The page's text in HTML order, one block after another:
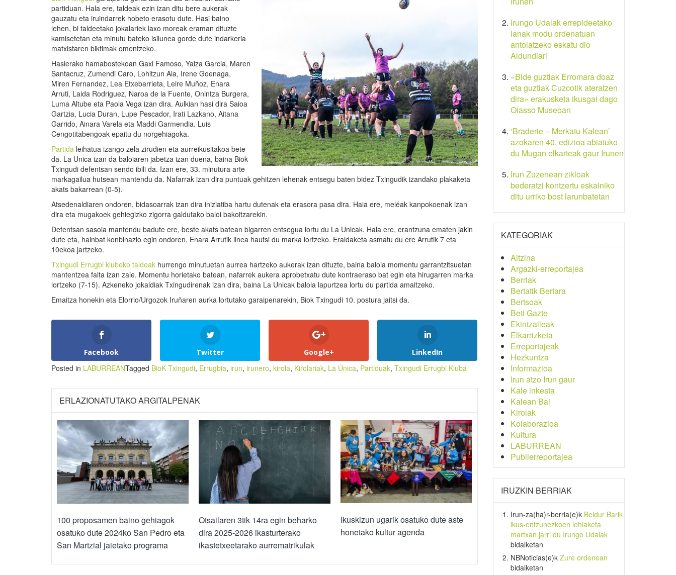
partiduan. Hala ere, taldeak ezin izan ditu bere aukerak
gauzatu eta iruindarrek hobeto erasotu dute. Hasi baino
lehen, bi taldeetako jokalariek laxo moreak eraman dituzte
kamisetetan eta minutu bateko isilunea gorde dute indarkeria
matxistaren biktimak omentzeko.
Hasierako hamabostekoan Gaxi Famoso, Yaiza Garcia, Maren
Santacruz, Zumendi Caro, Lohitzun Aia, Irene Goenaga,
Miren Fernandez, Lea Etxebarrieta, Leire Muñoz, Enara
Arruti, Laida Rodriguez, Naroa de la Fuente, Onintza Burgera,
Luma Altube eta Paola Vega izan dira. Aulkian hasi dira Saioa
Gartzia, Lucia Duran, Lupe Pescador, Irati Lazkano, Aitana
Garrido, Ainara Varela eta Maddi Garmendia. Luis
Cengotitabengoak epaitu du norgehiagoka.
Partida leihatua izango zela zirudien eta aurreikusitakoa bete
da. La Unica izan da baloiaren jabetza izan duena, baina Biok
Txingudi defentsan sendo ibili da. Izan ere, 33. minutura arte
markagailua hutsean mantendu da. Nafarrak izan dira puntuak gehitzen lehenak entsegu baten bidez Txingudik izandako plakaketa
akats bakarrean (0-5).
Atsedenaldiaren ondoren, bidasoarrak izan dira iniziatiba hartu dutenak eta erasora pasa dira. Hala ere, meléak kanpokoenak izan
dira eta mugakoek gehiegizko zigorra galdutako baloi bakoitzarekin.
Defentsan sasoia mantendu badute ere, beste akats batean bigarren entsegua lortu du La Unicak. Hala ere, erantzuna ematen jakin
dute eta, hainbat konbinazio egin ondoren, Enara Arrutik linea hautsi du marka lortzeko. Eraldaketa asmatu du ere Arrutik 7 eta
10ekoa jartzeko.
Txingudi Errugbi klubeko taldeak hurrengo minutuetan aurrea hartzeko aukerak izan dituzte, baina baloia momentu garrantzitsuetan
mantentzea falta izan zaie. Momentu horietako batean, nafarrek aukera aprobetxatu dute kontraeraso bat egin eta hirugarren marka
lortzeko (7-15). Azkeneko jokaldiak Txingudirenak izan dira, baina La Unicak baloia lapurtzea lortu du partida amaitzeko.
Emaitza honekin eta Elorrio/Urgozok Iruñaren aurka lortutako garaipenarekin, Biok Txingudi 10. postura jaitsi da.
Facebook Twitter Google+ LinkedIn
Posted in LABURREANTagged BioK Txingudi, Errugbia, irun, irunero, kirola, Kirolariak, La Única, Partiduak, Txingudi Errugbi Kluba
ERLAZIONATUTAKO ARGITALPENAK
100 proposamen baino gehiagok
osatuko dute 2024ko San Pedro eta
San Martzial jaietako programa
Otsailaren 3tik 14ra egin beharko
dira 2025-2026 ikasturterako
ikastetxeetarako aurrematrikulak
Ikuskizun ugarik osatuko dute aste
honetako kultur agenda
Irungo Udalak errepideetako
lanak modu ordenatuan
antolatzeko eskatu dio
Aldundiari
«Bide guztiak Erromara doaz
eta guztiak Cuzcotik ateratzen
dira» erakusketa ikusgai dago
Oiasso Museoan
‘Braderie – Merkatu Kalean’
azokaren 40. edizioa abiatuko
du Mugan elkarteak gaur Irunen
Irun Zuzenean zikloak
bederatzi kontzertu eskainiko
ditu urriko bost larunbatetan
KATEGORIAK
Aitzina
Argazki-erreportajea
Berriak
Bertatik Bertara
Bertsoak
Beti Gazte
Ekintzaileak
Elkarrizketa
Erreportajeak
Hezkuntza
Informazioa
Irun atzo Irun gaur
Kale inkesta
Kalean Bai
Kirolak
Kolaborazioa
Kultura
LABURREAN
Publierreportajea
IRUZKIN BERRIAK
Irun-za(ha)r-berria(e)k Beldur Barik
ikus-entzunezkoen lehiaketa
martxan jarri du Irungo Udalak
bidalketan
NBNoticias(e)k Zure ordenean
bidalketan